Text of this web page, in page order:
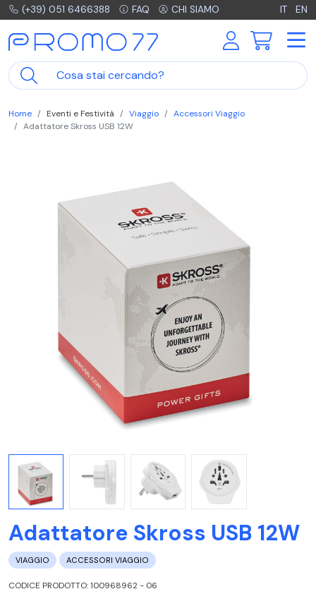
(+39) 051 6466388 FAQ CHI SIAMO IT EN
Home Eventi e Festività Viaggio
Accessori Viaggio
Adattatore Skross USB 12W
Adattatore Skross USB 12W
VIAGGIO ACCESSORI VIAGGIO
CODICE PRODOTTO: 100968962 - 06